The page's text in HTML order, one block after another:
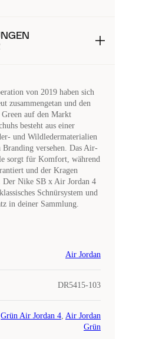
von 2019 haben sich
zusammengetan und den
auf den Markt
besteht aus einer
und Wildledermaterialien
versehen. Das Air-
sorgt für Komfort, während
und der Kragen
Der Nike SB x Air Jordan 4
Schnürsystem und
in deiner Sammlung.
Air Jordan
DR5415-103
Grün Air Jordan 4, Air Jordan
Grün